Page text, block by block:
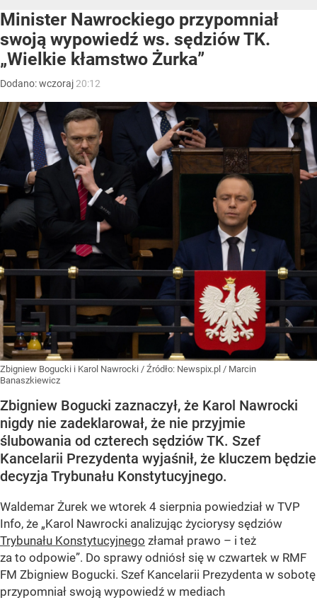
Minister Nawrockiego przypomniał
swoją wypowiedź ws. sędziów TK.
„Wielkie kłamstwo Żurka”
Dodano:wczoraj 20:12
Zbigniew Bogucki i Karol Nawrocki / Źródło: Newspix.pl / Marcin
Banaszkiewicz
Zbigniew Bogucki zaznaczył, że Karol Nawrocki
nigdy nie zadeklarował, że nie przyjmie
ślubowania od czterech sędziów TK. Szef
Kancelarii Prezydenta wyjaśnił, że kluczem będzie
decyzja Trybunału Konstytucyjnego.
Waldemar Żurek we wtorek 4 sierpnia powiedział w TVP
Info, że „Karol Nawrocki analizując życiorysy sędziów
Trybunału Konstytucyjnego złamał prawo – i też
za to odpowie”. Do sprawy odniósł się w czwartek w RMF
FM Zbigniew Bogucki. Szef Kancelarii Prezydenta w sobotę
przypomniał swoją wypowiedź w mediach